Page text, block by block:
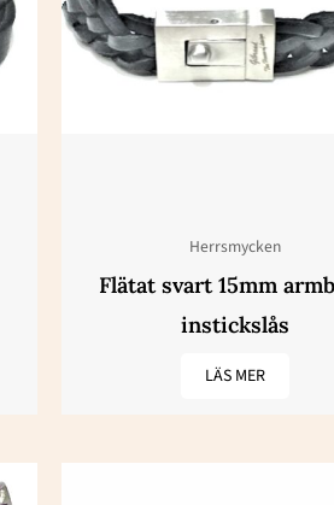
Herrsmycken
Flätat svart 15mm
instickslås
LÄS MER